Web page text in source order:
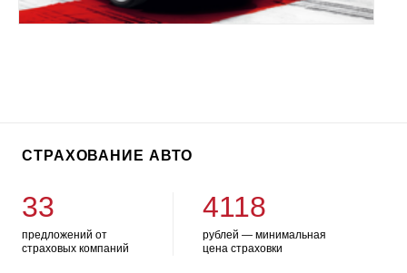
СТРАХОВАНИЕ АВТО
33
предложений от
страховых компаний
4118
рублей — минимальная
цена страховки